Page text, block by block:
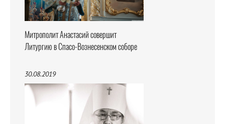
Митрополит Анастасий совершит
Литургию в Спасо-Вознесенском соборе
30.08.2019